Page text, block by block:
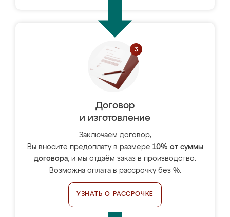
Договор
и изготовление
Заключаем договор,
Вы вносите предоплату в размере 10% от суммы
договора, и мы отдаём заказ в производство.
Возможна оплата в рассрочку без %.
УЗНАТЬ О РАССРОЧКЕ